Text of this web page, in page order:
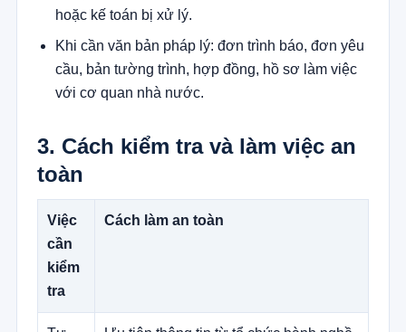
hoặc kế toán bị xử lý.
Khi cần văn bản pháp lý: đơn trình báo, đơn yêu
cầu, bản tường trình, hợp đồng, hồ sơ làm việc
với cơ quan nhà nước.
3. Cách kiểm tra và làm việc an
toàn
Việc
cần
kiểm
tra
Cách làm an toàn